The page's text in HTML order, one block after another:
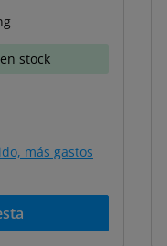
stock
más gastos